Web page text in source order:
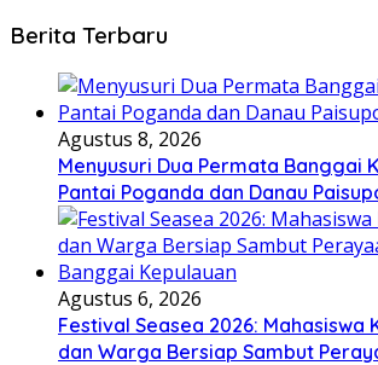
Berita Terbaru
Agustus 8, 2026
Menyusuri Dua Permata Banggai
Pantai Poganda dan Danau
Agustus 6, 2026
Festival Seasea 2026: Mahasiswa
dan Warga Bersiap Sambut